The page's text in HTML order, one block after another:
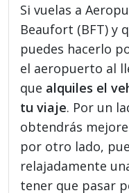
Si vuelas a
Beaufort (BFT) y
puedes hacerlo
el aeropuerto al
que alquiles el
tu viaje. Por un
obtendrás
por otro lado,
relajadamente
tener que pasar